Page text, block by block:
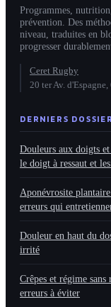
Programmes,
prévention. Des
niveau, traduites en
progresser
Ceret Rugby
20 ter Av.
DERNIERS
Douleurs aux doigts
le doigt à ressaut et
Aponévrosite
erreurs qui
Douleur en haut du
irrité
Crêpes et régime
erreurs à éviter